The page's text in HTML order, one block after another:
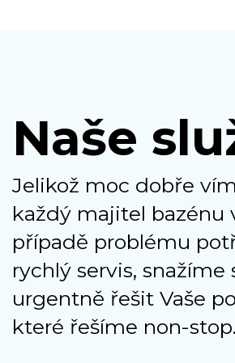
Naše
Jelikož moc dobře
každý majitel bazénu
případě problému
rychlý servis, snažíme
urgentně řešit Vaše
které řešíme non-stop.